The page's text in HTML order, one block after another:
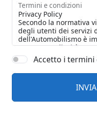
Termini e condizioni
Accetto i termini